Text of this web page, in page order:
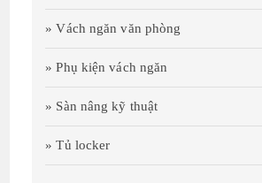
» Vách ngăn văn phòng
» Phụ kiện vách ngăn
» Sàn nâng kỹ thuật
» Tủ locker